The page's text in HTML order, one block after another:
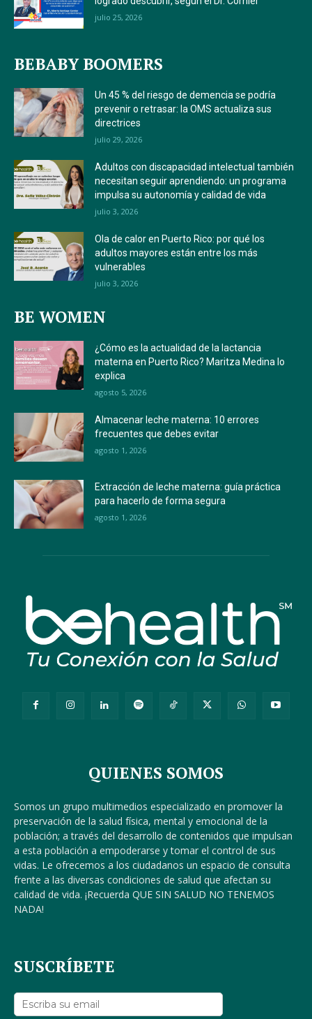
julio 25, 2026
BEBABY BOOMERS
Un 45 % del riesgo de demencia se podría
prevenir o retrasar: la OMS actualiza sus
directrices
julio 29, 2026
Adultos con discapacidad intelectual también
necesitan seguir aprendiendo: un programa
impulsa su autonomía y calidad de vida
julio 3, 2026
Ola de calor en Puerto Rico: por qué los
adultos mayores están entre los más
vulnerables
julio 3, 2026
BE WOMEN
¿Cómo es la actualidad de la lactancia
materna en Puerto Rico? Maritza Medina lo
explica
agosto 5, 2026
Almacenar leche materna: 10 errores
frecuentes que debes evitar
agosto 1, 2026
Extracción de leche materna: guía práctica
para hacerlo de forma segura
agosto 1, 2026
QUIENES SOMOS
Somos un grupo multimedios especializado en promover la
preservación de la salud física, mental y emocional de la
población; a través del desarrollo de contenidos que impulsan
a esta población a empoderarse y tomar el control de sus
vidas. Le ofrecemos a los ciudadanos un espacio de consulta
frente a las diversas condiciones de salud que afectan su
calidad de vida. ¡Recuerda QUE SIN SALUD NO TENEMOS
NADA!
SUSCRÍBETE